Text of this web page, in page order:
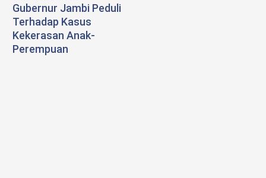
Gubernur Jambi Peduli
Terhadap Kasus
Kekerasan Anak-
Perempuan